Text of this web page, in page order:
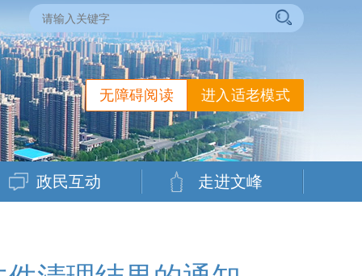
进入适老模式
无障碍阅读
政民互动 走进文峰